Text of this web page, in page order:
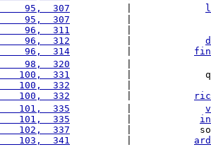
95,  307
95,  307
96,  311
96,  312
96,  314
98,  320
100,  331
|
100,  332
100,  332
101,  335
101,  335
102,  337
|
103,  341